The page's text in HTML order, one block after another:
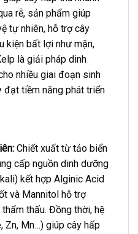
rễ, sản phẩm giúp
tự nhiên, hỗ trợ cây
kiện bất lợi như mặn,
là giải pháp dinh
nhiều giai đoạn sinh
đạt tiềm năng phát triển
Chiết xuất từ tảo biển
cấp nguồn dinh dưỡng
kết hợp Alginic Acid
và Mannitol hỗ trợ
thấu. Đồng thời, hệ
Zn, Mn…) giúp cây hấp